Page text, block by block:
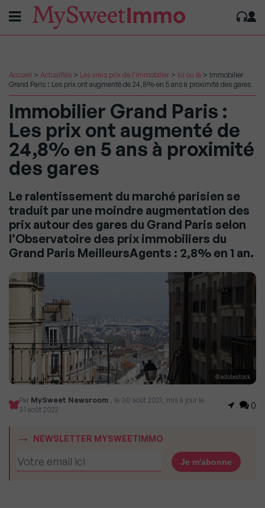
Accueil > Actualités > Les vrais prix de l'immobilier > Ici ou là > Immobilier
Grand Paris : Les prix ont augmenté de 24,8% en 5 ans à proximité des gares
Immobilier Grand Paris :
Les prix ont augmenté de
24,8% en 5 ans à proximité
des gares
Le ralentissement du marché parisien se
traduit par une moindre augmentation des
prix autour des gares du Grand Paris selon
l’Observatoire des prix immobiliers du
Grand Paris MeilleursAgents : 2,8% en 1 an.
© adobestock
Par MySweet Newsroom , le 30 août 2021, mis à jour le
31 août 2022
0
NEWSLETTER MYSWEETIMMO